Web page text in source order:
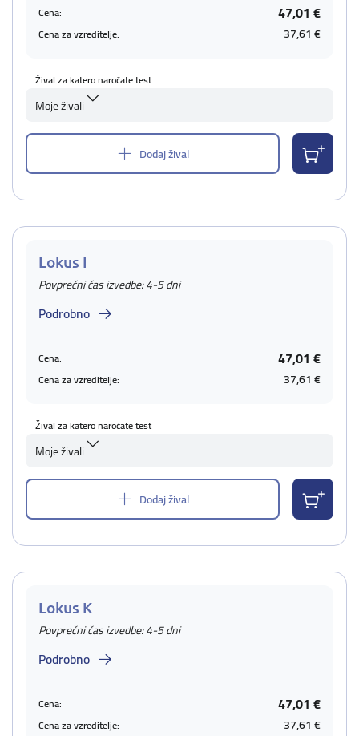
Cena: 47,01 €
Cena za vzreditelje: 37,61 €
Žival za katero naročate test
Moje živali
Dodaj žival
Lokus I
Povprečni čas izvedbe: 4-5 dni
Podrobno
Cena: 47,01 €
Cena za vzreditelje: 37,61 €
Žival za katero naročate test
Moje živali
Dodaj žival
Lokus K
Povprečni čas izvedbe: 4-5 dni
Podrobno
Cena: 47,01 €
Cena za vzreditelje: 37,61 €